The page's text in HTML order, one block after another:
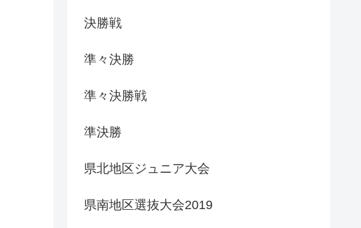
決勝戦
準々決勝
準々決勝戦
準決勝
県北地区ジュニア大会
県南地区選抜大会2019